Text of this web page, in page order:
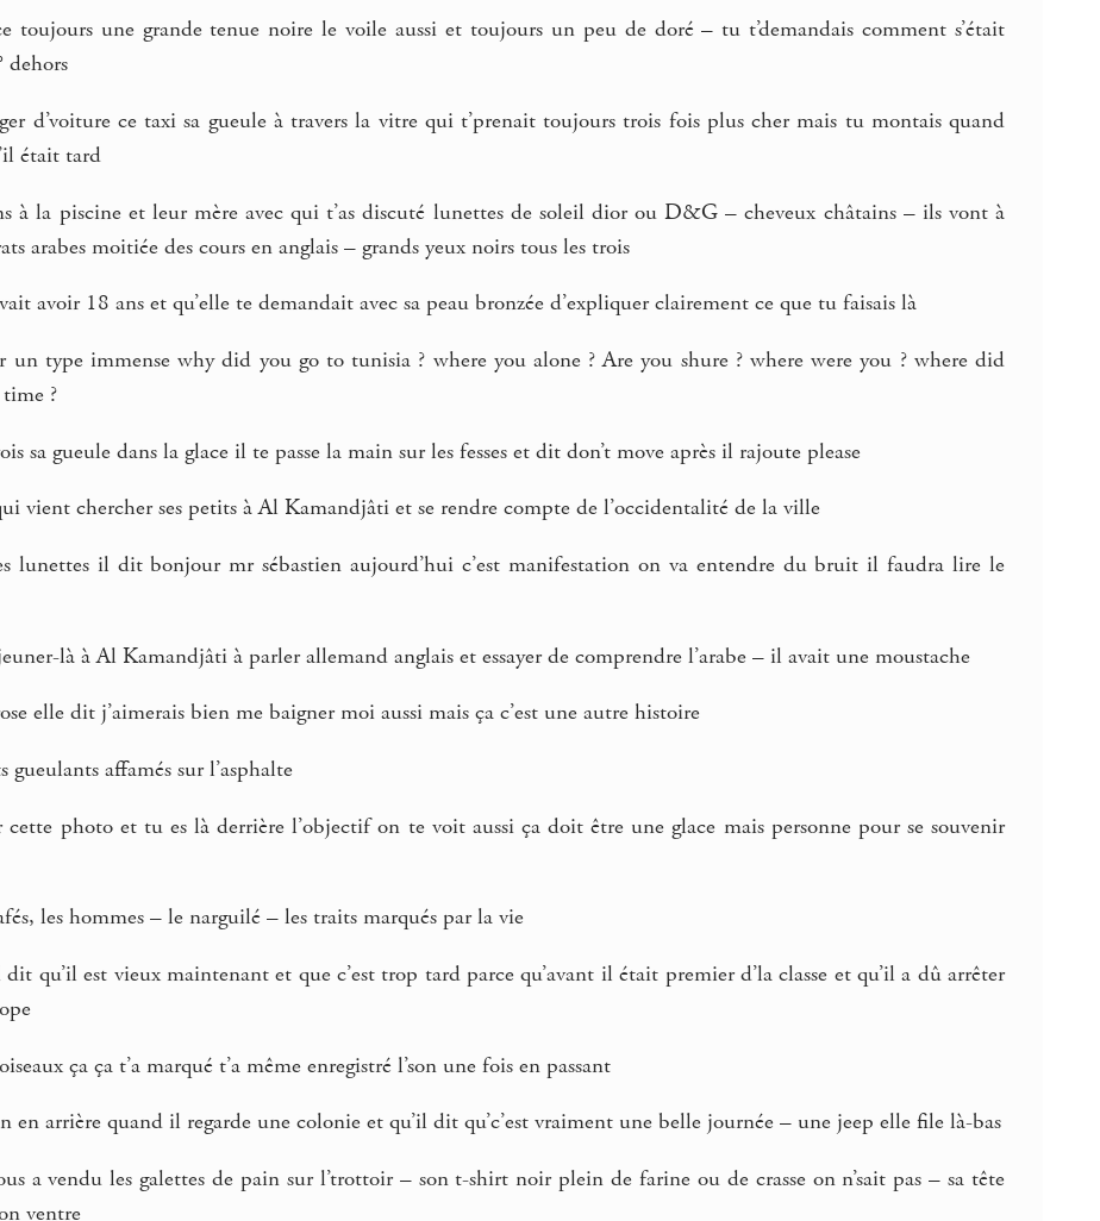
toujours une grande tenue noire le voile aussi et toujours un peu de doré – tu t’demandais comment s’était
dehors
d’voiture ce taxi sa gueule à travers la vitre qui t’prenait toujours trois fois plus cher mais tu montais quand
était tard
à la piscine et leur mère avec qui t’as discuté lunettes de soleil dior ou D&G – cheveux châtains – ils vont à
arabes moitiée des cours en anglais – grands yeux noirs tous les trois
avoir 18 ans et qu’elle te demandait avec sa peau bronzée d’expliquer clairement ce que tu faisais là
un type immense why did you go to tunisia ? where you alone ? Are you shure ? where were you ? where did
?
sa gueule dans la glace il te passe la main sur les fesses et dit don’t move après il rajoute please
vient chercher ses petits à Al Kamandjâti et se rendre compte de l’occidentalité de la ville
lunettes il dit bonjour mr sébastien aujourd’hui c’est manifestation on va entendre du bruit il faudra lire le
là à Al Kamandjâti à parler allemand anglais et essayer de comprendre l’arabe – il avait une moustache
elle dit j’aimerais bien me baigner moi aussi mais ça c’est une autre histoire
gueulants affamés sur l’asphalte
cette photo et tu es là derrière l’objectif on te voit aussi ça doit être une glace mais personne pour se souvenir
les hommes – le narguilé – les traits marqués par la vie
qu’il est vieux maintenant et que c’est trop tard parce qu’avant il était premier d’la classe et qu’il a dû arrêter
ça ça t’a marqué t’a même enregistré l’son une fois en passant
en arrière quand il regarde une colonie et qu’il dit qu’c’est vraiment une belle journée – une jeep elle file là-bas
a vendu les galettes de pain sur l’trottoir – son t-shirt noir plein de farine ou de crasse on n’sait pas – sa tête
ventre